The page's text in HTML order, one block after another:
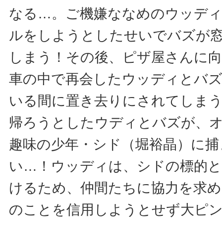
なる…。ご機嫌ななめのウッデ
ルをしようとしたせいでバズが
しまう！その後、ピザ屋さんに
車の中で再会したウッディとバ
いる間に置き去りにされてしま
帰ろうとしたウディとバズが、
趣味の少年・シド（堀裕晶）に
い…！ウッディは、シドの標的
けるため、仲間たちに協力を求
のことを信用しようとせず大ピ